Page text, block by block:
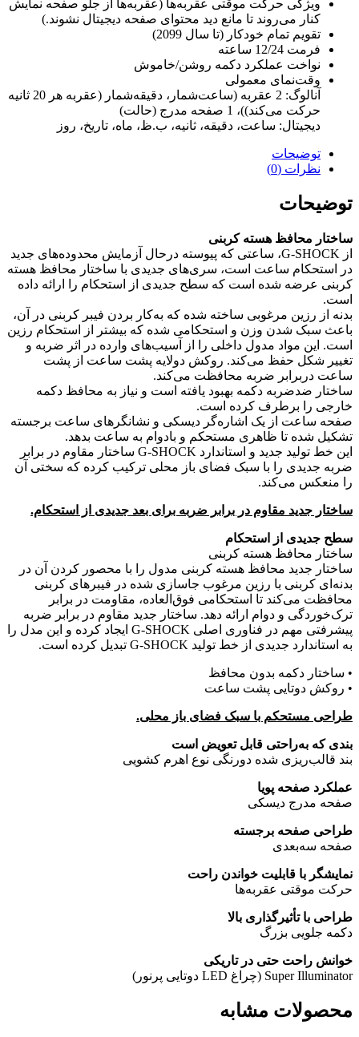
ویژگی حرکت موقتی عقربه‌ها (عقربه‌ها از جلو صفحه نمایش
کنار می‌روند تا مانع دید محتوای صفحه دیجیتال نشوند.)
تقویم تمام خودکار (تا سال 2099)
فرمت 12/24 ساعته
نواخت عملکرد دکمه روشن/خاموش
وقت‌نمای معمولی
آنالوگ: 2 عقربه (ساعت‌شمار، دقیقه‌شمار (عقربه هر 20 ثانیه
حرکت می‌کند))، 1 صفحه مدرج (حالت)
دیجیتال: ساعت، دقیقه، ثانیه، ب.ظ، ماه، تاریخ، روز
توضیحات
نظرات (0)
توضیحات
ساختار محافظ هسته کربنی
از G-SHOCK، ساعتی که پیوسته درحال آزمایش محدوده‌های جدید
در استحکام ساعت است، سری‌های جدیدی با ساختار محافظ هسته
کربنی عرضه شده است که سطح جدیدی از استحکام را ارائه داده
است.
بدنه از رزین مرغوبی ساخته شده که به‌کار بردن فیبر کربنی در آن،
باعث سبک شدن وزن و استحکامی شده که بیشتر از استحکام رزین
است. این مواد مدول داخلی را از آسیب‌های وارده در اثر ضربه و
تغییر شکل حفظ می‌کند. روکش دولایه پشت ساعت از پشت
ساعت دربرابر ضربه محافظت می‌کند.
ساختار ضدضربه دکمه بهبود یافته است و نیاز به محافظ دکمه
خارجی را برطرف کرده است.
صفحه ساعت از یک اشاره‌گر دیسکی و نشانگرهای ساعت برجسته
تشکیل شده تا ظاهری مستحکم و بادوام به ساعت بدهد.
این خط تولید جدید و استاندارد G-SHOCK ساختار مقاوم در برابر
ضربه جدیدی را با سبک فضای باز محلی ترکیب کرده که سختی آن
را منعکس می‌کند.
ساختار جدید مقاوم در برابر ضربه برای بعد جدیدی از استحکام.
سطح جدیدی از استحکام
ساختار محافظ هسته کربنی
ساختار جدید محافظ هسته کربنی مدول را با محصور کردن آن در
بدنه‌ای کربنی با رزین مرغوب جاسازی شده در فیبرهای کربنی
محافظت می‌کند تا استحکامی فوق‌العاده، مقاومت در برابر
ترک‌خوردگی و دوام ارائه دهد. ساختار جدید مقاوم در برابر ضربه
پیشرفتی مهم در فناوری اصلی G-SHOCK ایجاد کرده و این مدل را
به استاندارد جدیدی از خط تولید G-SHOCK تبدیل کرده است.
• ساختار دکمه بدون محافظ
• روکش دوتایی پشت ساعت
طراحی مستحکم با سبک فضای باز محلی.
بندی که به‌راحتی قابل تعویض است
بند قالب‌ریزی شده دورنگی نوع اهرم کشویی
عملکرد صفحه پویا
صفحه مدرج دیسکی
طراحی صفحه برجسته
صفحه سه‌بعدی
نمایشگر با قابلیت خواندن راحت
حرکت موقتی عقربه‌ها
طراحی با تأثیرگذاری بالا
دکمه جلویی بزرگ
خوانش راحت حتی در تاریکی
Super Illuminator (چراغ LED دوتایی پرنور)
محصولات مشابه